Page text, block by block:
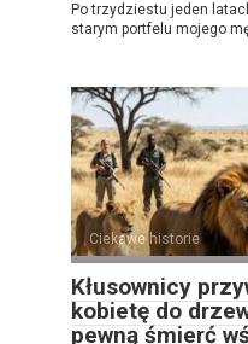
Po trzydziestu jeden
starym portfelu mojego
Ciekawe historie
Kłusownicy
kobietę do
pewną śmierć